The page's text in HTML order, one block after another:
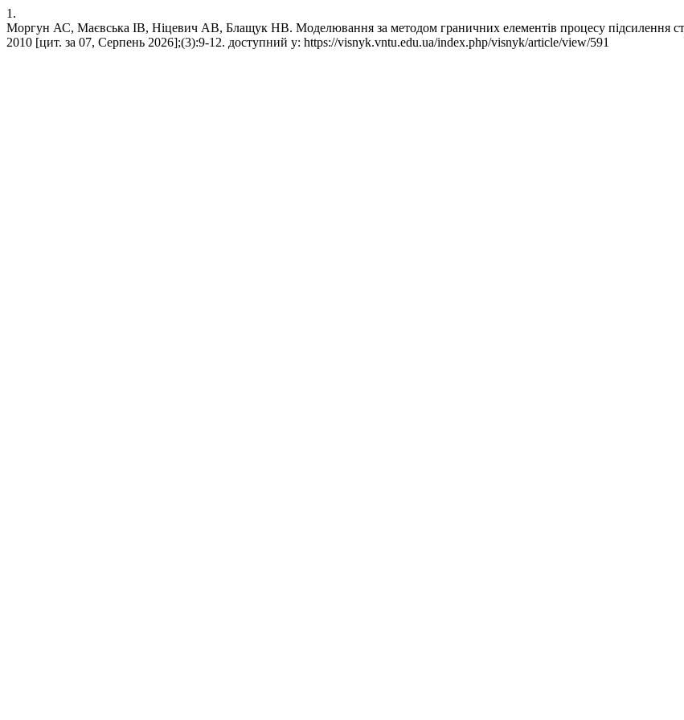
1.
Моргун АС, Маєвська ІВ, Ніцевич АВ, Блащук НВ. Моделювання за методом граничних елементів процесу підсилення
2010 [цит. за 07, Серпень 2026];(3):9-12. доступний у: https://visnyk.vntu.edu.ua/index.php/visnyk/article/view/591